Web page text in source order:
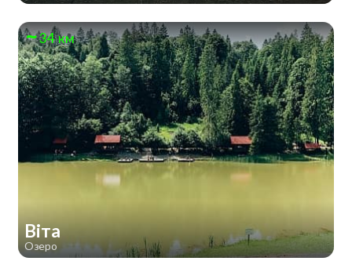
34 км
Віта
Озеро